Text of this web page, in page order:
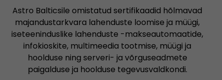
Astro Balticsile omistatud sertifikaadid hõlmavad
majandustarkvara lahenduste loomise ja müügi,
iseteeninduslike lahenduste -makseautomaatide,
infokioskite, multimeedia tootmise, müügi ja
hoolduse ning serveri- ja võrguseadmete
paigalduse ja hoolduse tegevusvaldkondi.